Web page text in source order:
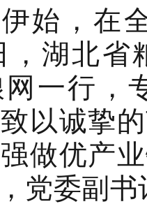
始，在
湖北省
一行，
以诚挚
做优产
党委副